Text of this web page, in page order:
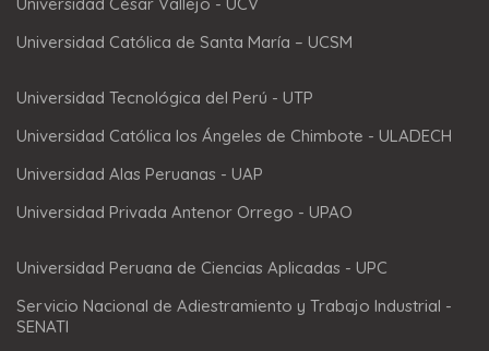
Universidad César Vallejo - UCV
Universidad Católica de Santa María – UCSM
Universidad Tecnológica del Perú - UTP
Universidad Católica los Ángeles de Chimbote - ULADECH
Universidad Alas Peruanas - UAP
Universidad Privada Antenor Orrego - UPAO
Universidad Peruana de Ciencias Aplicadas - UPC
Servicio Nacional de Adiestramiento y Trabajo Industrial -
SENATI